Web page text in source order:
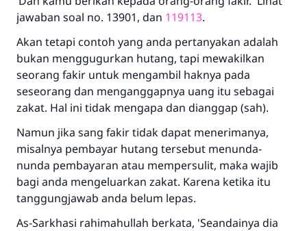
jawaban soal no. 13901, dan 119113.
Akan tetapi contoh yang anda pertanyakan adalah
bukan menggugurkan hutang, tapi mewakilkan
seorang fakir untuk mengambil haknya pada
seseorang dan menganggapnya uang itu sebagai
zakat. Hal ini tidak mengapa dan dianggap (sah).
Namun jika sang fakir tidak dapat menerimanya,
misalnya pembayar hutang tersebut menunda-
nunda pembayaran atau mempersulit, maka wajib
bagi anda mengeluarkan zakat. Karena ketika itu
tanggungjawab anda belum lepas.
As-Sarkhasi rahimahullah berkata, 'Seandainya dia
Jawaban no. 110845
menyelamatkan pernikahan.
Bantu kami dalam memberikan jawaban untuk umat
Rasulullah ﷺ bersabda
"Siapa yang menunjukkan suatu kebaikan,
meka dia akan mendapatkan pahala yang
sama dengan orang yang melakukannya"
MUSLIM, 1893